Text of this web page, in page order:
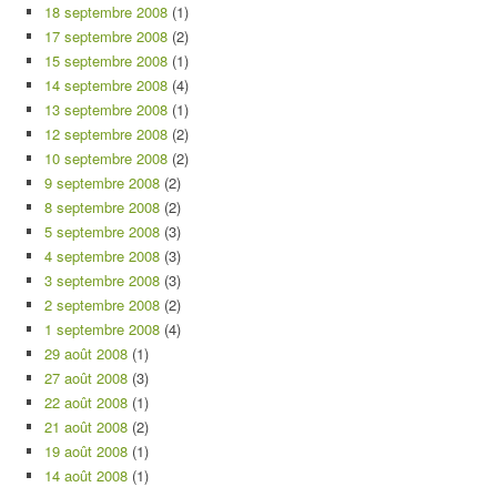
18 septembre 2008 (1)
17 septembre 2008 (2)
15 septembre 2008 (1)
14 septembre 2008 (4)
13 septembre 2008 (1)
12 septembre 2008 (2)
10 septembre 2008 (2)
9 septembre 2008 (2)
8 septembre 2008 (2)
5 septembre 2008 (3)
4 septembre 2008 (3)
3 septembre 2008 (3)
2 septembre 2008 (2)
1 septembre 2008 (4)
29 août 2008 (1)
27 août 2008 (3)
22 août 2008 (1)
21 août 2008 (2)
19 août 2008 (1)
14 août 2008 (1)